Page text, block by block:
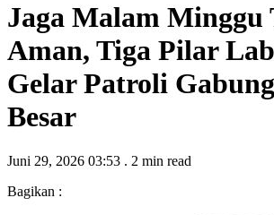
Jaga Malam Minggu
Aman, Tiga Pilar
Gelar Patroli
Besar
Juni 29, 2026 03:53 . 2 min read
Bagikan :